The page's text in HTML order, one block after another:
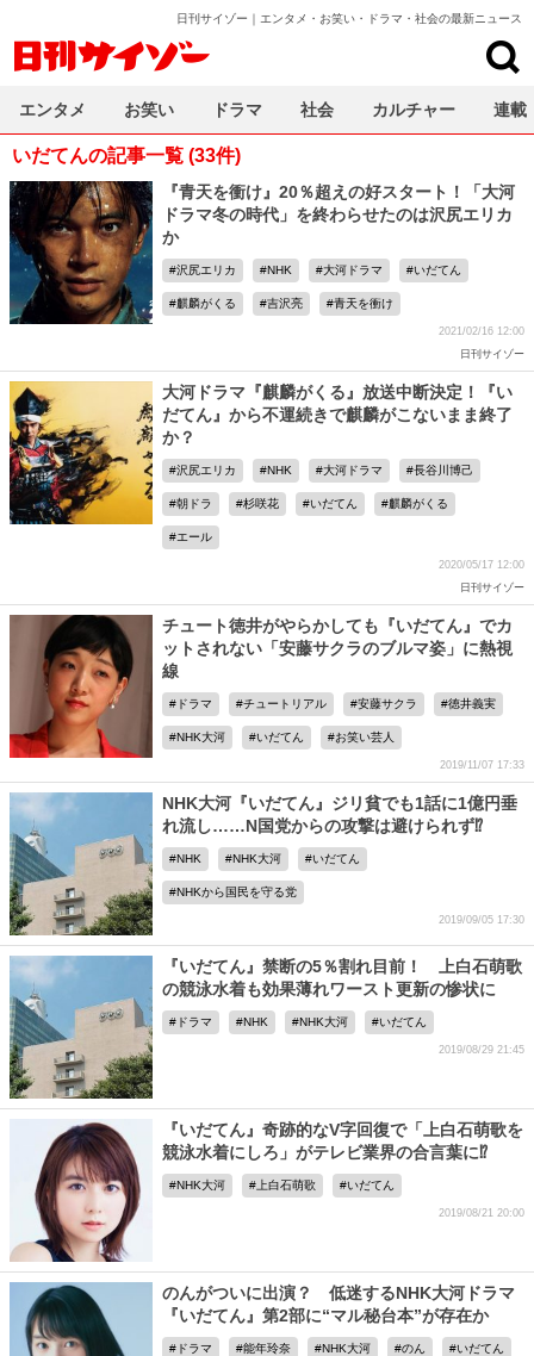
日刊サイゾー｜エンタメ・お笑い・ドラマ・社会の最新ニュース
いだてんの記事一覧 (33件)
『青天を衝け』20％超えの好スタート！「大河
ドラマ冬の時代」を終わらせたのは沢尻エリカ
か
沢尻エリカ NHK 大河ドラマ いだてん
麒麟がくる 吉沢亮 青天を衝け
2021/02/16 12:00
日刊サイゾー
大河ドラマ『麒麟がくる』放送中断決定！『い
だてん』から不運続きで麒麟がこないまま終了
か？
沢尻エリカ NHK 大河ドラマ 長谷川博己
朝ドラ 杉咲花 いだてん 麒麟がくる
エール
2020/05/17 12:00
日刊サイゾー
チュート徳井がやらかしても『いだてん』でカ
ットされない「安藤サクラのブルマ姿」に熱視
線
ドラマ チュートリアル 安藤サクラ 徳井義実
NHK大河 いだてん お笑い芸人
2019/11/07 17:33
NHK大河『いだてん』ジリ貧でも1話に1億円垂
れ流し……N国党からの攻撃は避けられず⁉
NHK NHK大河 いだてん
NHKから国民を守る党
2019/09/05 17:30
『いだてん』禁断の5％割れ目前！ 上白石萌歌
の競泳水着も効果薄れワースト更新の惨状に
ドラマ NHK NHK大河 いだてん
2019/08/29 21:45
『いだてん』奇跡的なV字回復で「上白石萌歌を
競泳水着にしろ」がテレビ業界の合言葉に⁉
NHK大河 上白石萌歌 いだてん
2019/08/21 20:00
のんがついに出演？ 低迷するNHK大河ドラマ
『いだてん』第2部に“マル秘台本”が存在か
ドラマ 能年玲奈 NHK大河 のん いだてん
エンタメ お笑い ドラマ 社会 カルチャー 連載